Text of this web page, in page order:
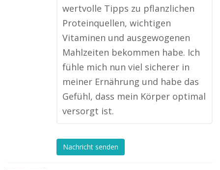
wertvolle Tipps zu pflanzlichen
Proteinquellen, wichtigen
Vitaminen und ausgewogenen
Mahlzeiten bekommen habe. Ich
fühle mich nun viel sicherer in
meiner Ernährung und habe das
Gefühl, dass mein Körper optimal
versorgt ist.
Nachricht senden